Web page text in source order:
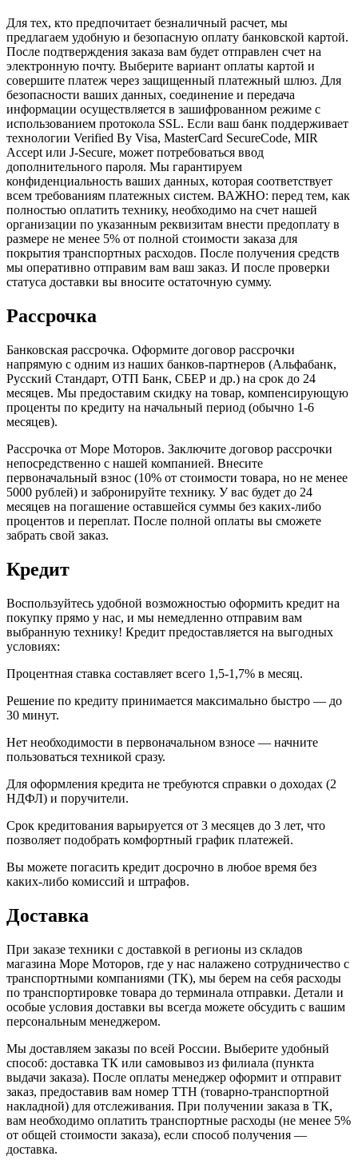
Для тех, кто предпочитает безналичный расчет, мы
предлагаем удобную и безопасную оплату банковской картой.
После подтверждения заказа вам будет отправлен счет на
электронную почту. Выберите вариант оплаты картой и
совершите платеж через защищенный платежный шлюз. Для
безопасности ваших данных, соединение и передача
информации осуществляется в зашифрованном режиме с
использованием протокола SSL. Если ваш банк поддерживает
технологии Verified By Visa, MasterCard SecureCode, MIR
Accept или J-Secure, может потребоваться ввод
дополнительного пароля. Мы гарантируем
конфиденциальность ваших данных, которая соответствует
всем требованиям платежных систем. ВАЖНО: перед тем, как
полностью оплатить технику, необходимо на счет нашей
организации по указанным реквизитам внести предоплату в
размере не менее 5% от полной стоимости заказа для
покрытия транспортных расходов. После получения средств
мы оперативно отправим вам ваш заказ. И после проверки
статуса доставки вы вносите остаточную сумму.
Рассрочка
Банковская рассрочка. Оформите договор рассрочки
напрямую с одним из наших банков-партнеров (Альфабанк,
Русский Стандарт, ОТП Банк, СБЕР и др.) на срок до 24
месяцев. Мы предоставим скидку на товар, компенсирующую
проценты по кредиту на начальный период (обычно 1-6
месяцев).
Рассрочка от Море Моторов. Заключите договор рассрочки
непосредственно с нашей компанией. Внесите
первоначальный взнос (10% от стоимости товара, но не менее
5000 рублей) и забронируйте технику. У вас будет до 24
месяцев на погашение оставшейся суммы без каких-либо
процентов и переплат. После полной оплаты вы сможете
забрать свой заказ.
Кредит
Воспользуйтесь удобной возможностью оформить кредит на
покупку прямо у нас, и мы немедленно отправим вам
выбранную технику! Кредит предоставляется на выгодных
условиях:
Процентная ставка составляет всего 1,5-1,7% в месяц.
Решение по кредиту принимается максимально быстро — до
30 минут.
Нет необходимости в первоначальном взносе — начните
пользоваться техникой сразу.
Для оформления кредита не требуются справки о доходах (2
НДФЛ) и поручители.
Срок кредитования варьируется от 3 месяцев до 3 лет, что
позволяет подобрать комфортный график платежей.
Вы можете погасить кредит досрочно в любое время без
каких-либо комиссий и штрафов.
Доставка
При заказе техники с доставкой в регионы из складов
магазина Море Моторов, где у нас налажено сотрудничество с
транспортными компаниями (ТК), мы берем на себя расходы
по транспортировке товара до терминала отправки. Детали и
особые условия доставки вы всегда можете обсудить с вашим
персональным менеджером.
Мы доставляем заказы по всей России. Выберите удобный
способ: доставка ТК или самовывоз из филиала (пункта
выдачи заказа). После оплаты менеджер оформит и отправит
заказ, предоставив вам номер ТТН (товарно-транспортной
накладной) для отслеживания. При получении заказа в ТК,
вам необходимо оплатить транспортные расходы (не менее 5%
от общей стоимости заказа), если способ получения —
доставка.